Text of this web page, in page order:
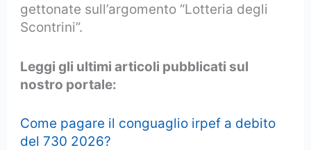
gettonate sull’argomento “Lotteria degli
Scontrini”.
Leggi gli ultimi articoli pubblicati sul
nostro portale:
Come pagare il conguaglio irpef a debito
del 730 2026?